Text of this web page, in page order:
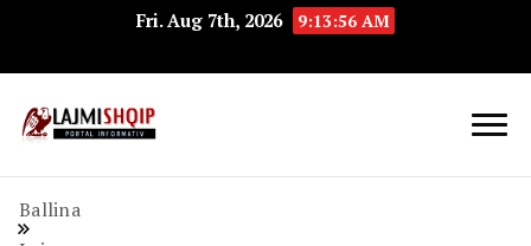
Fri. Aug 7th, 2026 9:13:56 AM
Ballina